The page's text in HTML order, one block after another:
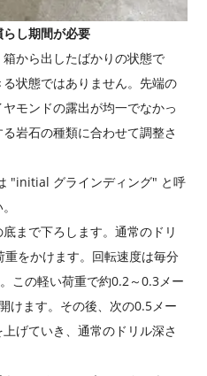
し期間が必要
から出したばかりの状態で
状態ではありません。先端の
モンドの露出が均一でなかっ
岩石の種類に合わせて調整さ
"initial グラインディング" と呼
まで下ろします。通常のドリ
をかけます。回転速度は毎分
この軽い荷重で約0.2～0.3メー
けます。その後、次の0.5メー
げていき、通常のドリル深さ